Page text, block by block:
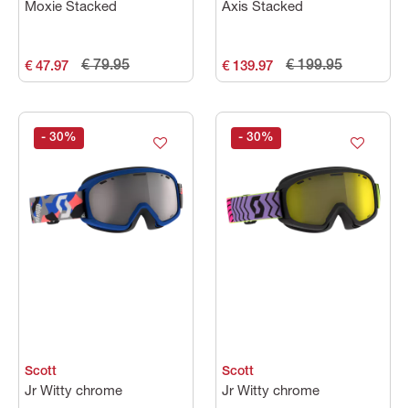
Moxie Stacked
€ 47.97 € 79.95
Axis Stacked
€ 139.97 € 199.95
Scott
Jr Witty chrome
- 30%
Scott
Jr Witty chrome
- 30%